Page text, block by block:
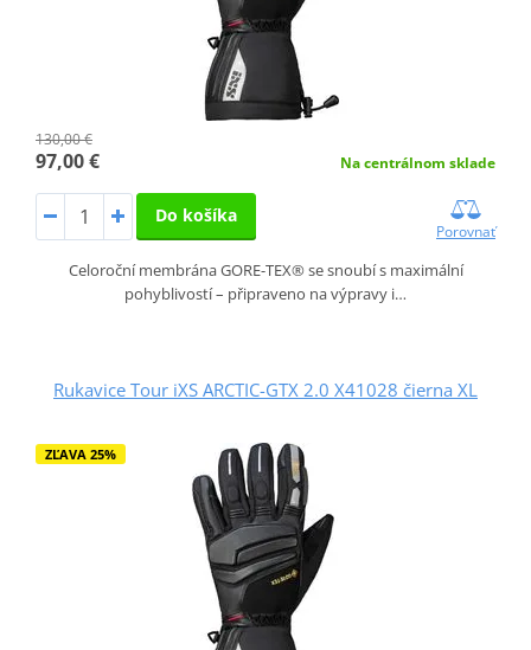
130,00 €
97,00 € Na centrálnom sklade
Do košíka
Porovnať
Celoroční membrána GORE-TEX® se snoubí s maximální
pohyblivostí – připraveno na výpravy i…
Rukavice Tour iXS ARCTIC-GTX 2.0 X41028 čierna XL
ZĽAVA 25%